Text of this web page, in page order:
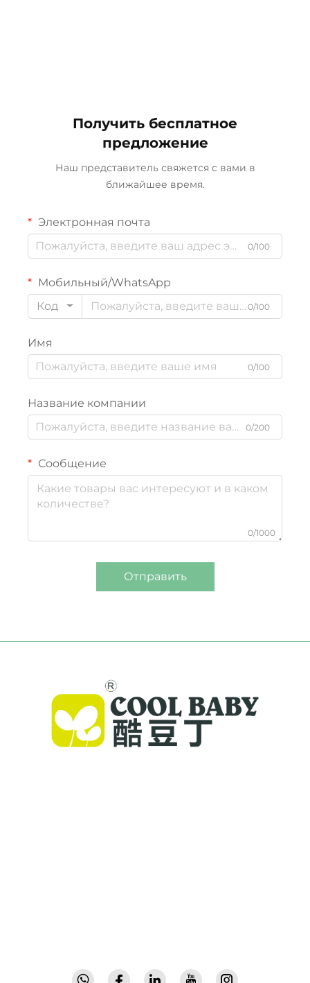
Получить бесплатное
предложение
Наш представитель свяжется с вами в
ближайшее время.
Электронная почта
0/100
Мобильный/WhatsApp
Код
0/100
Имя
0/100
Название компании
0/200
Сообщение
0/1000
Отправить